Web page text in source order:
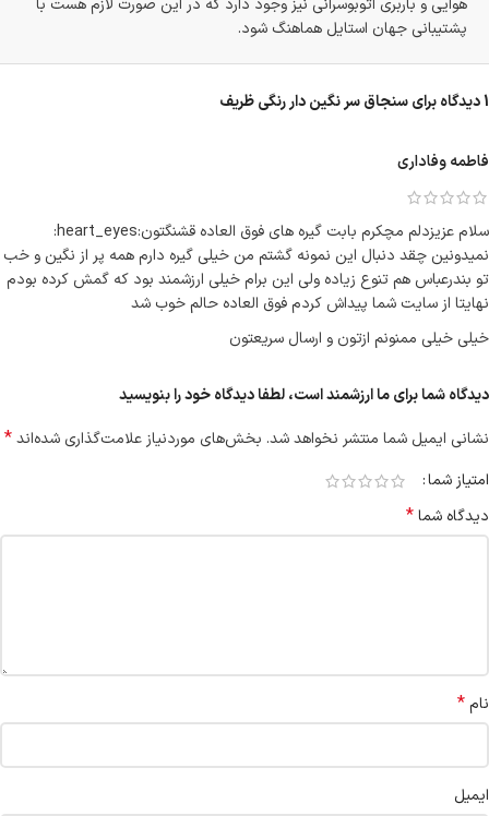
هوایی و باربری اتوبوسرانی نیز وجود دارد که در این صورت لازم هست با
پشتیبانی جهان استایل هماهنگ شود.
1 دیدگاه برای سنجاق سر نگین دار رنگی ظریف
فاطمه وفاداری
سلام عزیزدلم مچکرم بابت گیره های فوق العاده قشنگتون:heart_eyes:
نمیدونین چقد دنبال این نمونه گشتم من خیلی گیره دارم همه پر از نگین و خب
تو بندرعباس هم تنوع زیاده ولی این برام خیلی ارزشمند بود که گمش کرده بودم
نهایتا از سایت شما پیداش کردم فوق العاده حالم خوب شد
خیلی خیلی ممنونم ازتون و ارسال سریعتون
دیدگاه شما برای ما ارزشمند است، لطفا دیدگاه خود را بنویسید
نشانی ایمیل شما منتشر نخواهد شد. بخش‌های موردنیاز علامت‌گذاری شده‌اند*
امتیاز شما
دیدگاه شما*
نام*
ایمیل